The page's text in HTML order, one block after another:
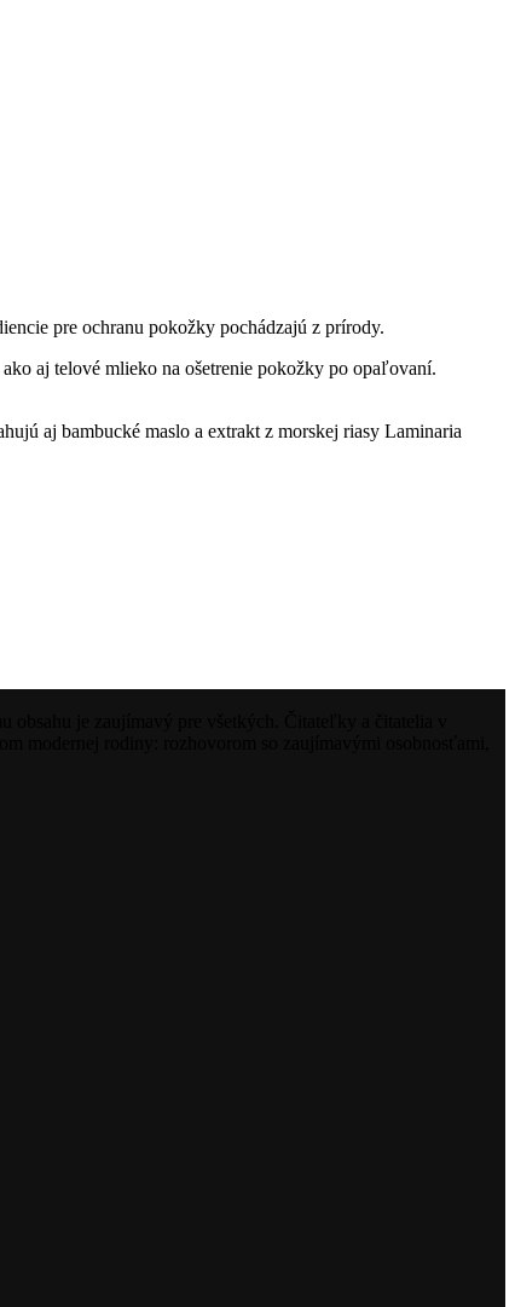
pre ochranu pokožky pochádzajú z prírody.
aj telové mlieko na ošetrenie pokožky po opaľovaní.
aj bambucké maslo a extrakt z morskej riasy Laminaria